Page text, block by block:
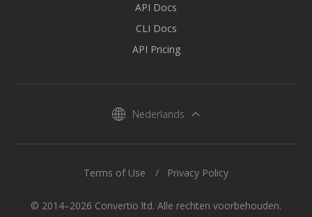
API Docs
CLI Docs
API Pricing
Nederlands
© 2014–2026 Convertio ltd. Alle rechten voorbehouden.
Terms of Use Privacy Policy